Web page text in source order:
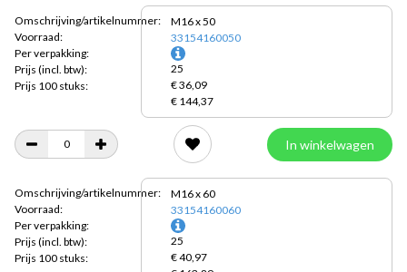
Omschrijving/artikelnummer:
Voorraad:
Per verpakking:
Prijs (incl. btw):
Prijs 100 stuks:
M16 x 50
33154160050
25
€ 36,09
€ 144,37
In winkelwagen
Omschrijving/artikelnummer:
Voorraad:
Per verpakking:
Prijs (incl. btw):
Prijs 100 stuks:
M16 x 60
33154160060
25
€ 40,97